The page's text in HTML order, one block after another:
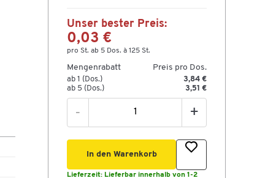
Unser bester Preis:
0,03 €
pro St. ab 5 Dos. à 125 St.
Mengenrabatt Preis pro Dos.
ab 1 (Dos.)
3,84 €
ab 5 (Dos.)
3,51 €
- +
In den Warenkorb
Lieferzeit: Lieferbar innerhalb von 1-2